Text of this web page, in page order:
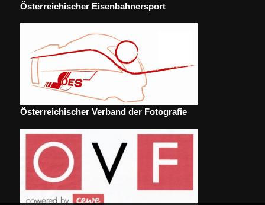
Österreichischer Eisenbahnersport
Österreichischer Verband der Fotografie